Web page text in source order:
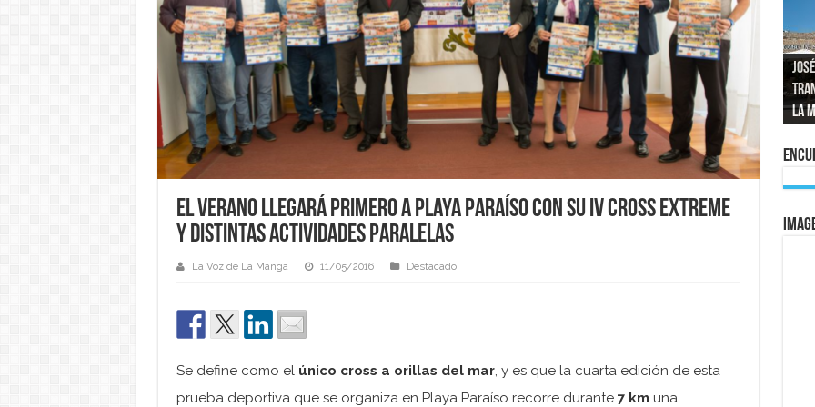
El verano llegará primero a Playa Paraíso con su IV Cross Extreme
y distintas actividades paralelas
La Voz de La Manga 11/05/2016 Destacado
Se define como el único cross a orillas del mar, y es que la cuarta edición de esta
prueba deportiva que se organiza en Playa Paraíso recorre durante 7 km una
La
La
El
al